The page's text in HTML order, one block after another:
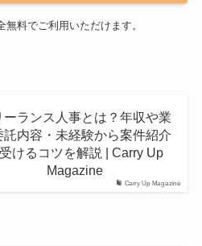
料でご利用いただけます。
Carry Up Magazine
ーランス人事とは？年収や業
託内容・未経験から案件紹介
けるコツを解説 | Carry Up
Magazine